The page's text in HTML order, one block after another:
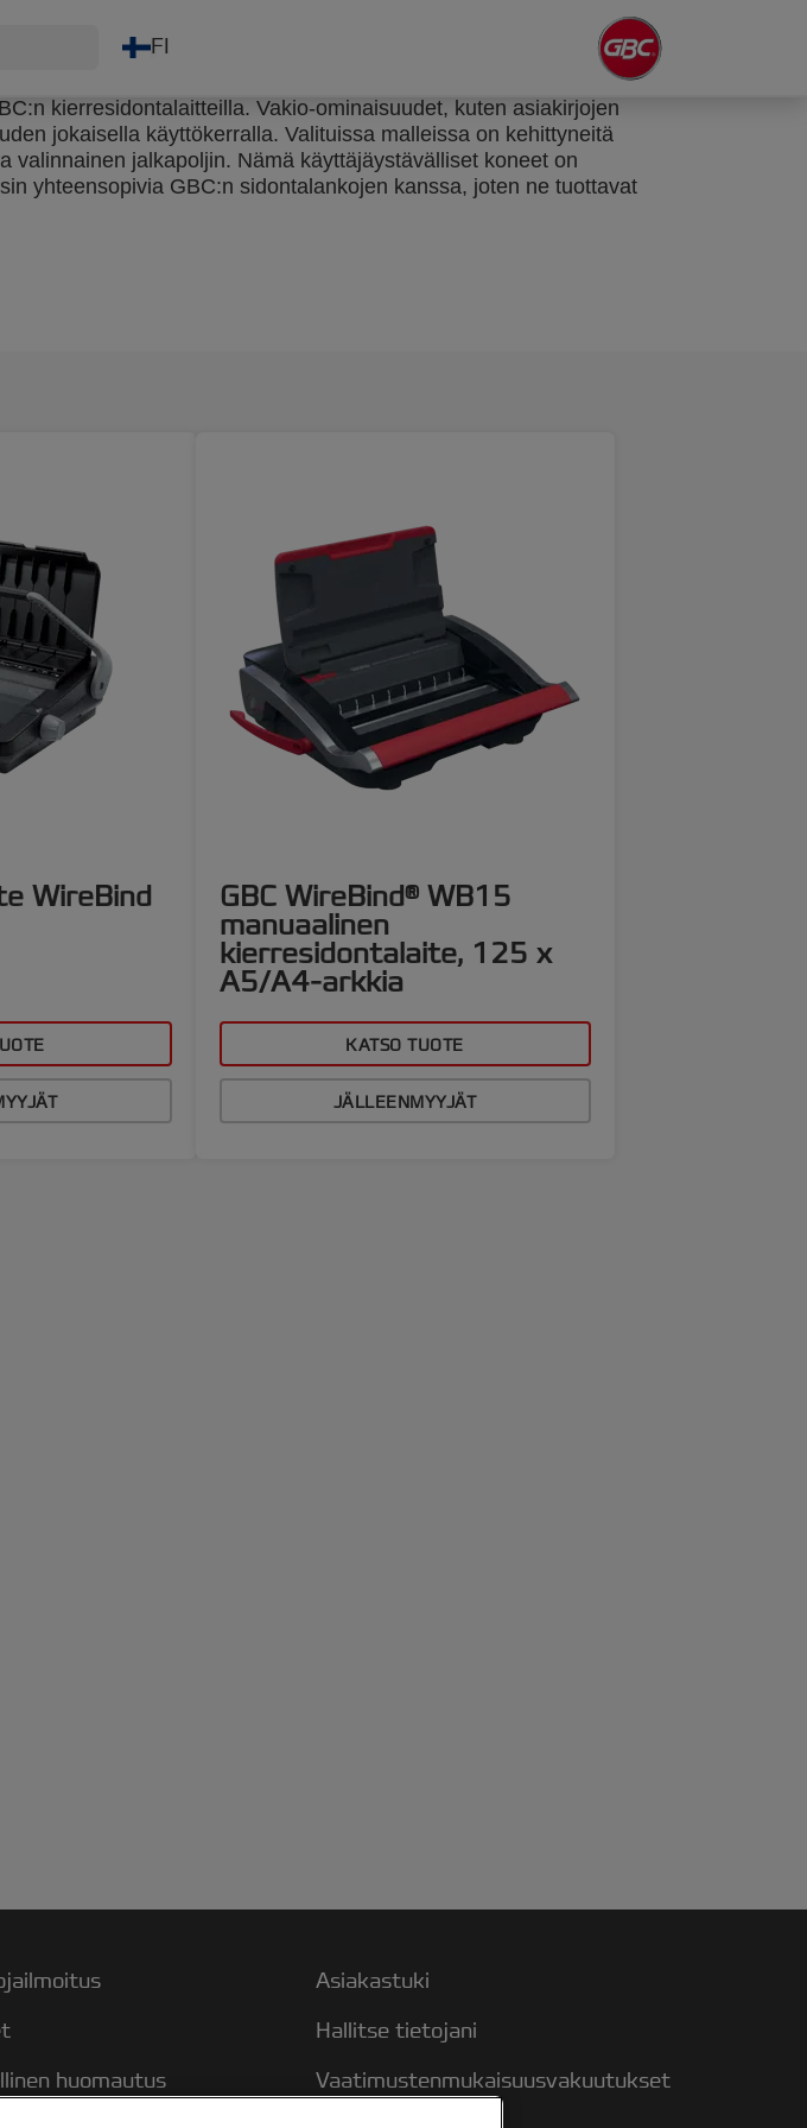
FI
kierresidontalaitteilla. Vakio-ominaisuudet, kuten asiakirjojen
jokaisella käyttökerralla. Valituissa malleissa on kehittyneitä
jalkapoljin. Nämä käyttäjäystävälliset koneet on
yhteensopivia GBC:n sidontalankojen kanssa, joten ne tuottavat
WireBind GBC WireBind® WB15
manuaalinen
kierresidontalaite, 125 x
A5/A4-arkkia
KATSO TUOTE
JÄLLEENMYYJÄT
huomautus
Asiakastuki
Hallitse tietojani
Vaatimustenmukaisuusvakuutukset